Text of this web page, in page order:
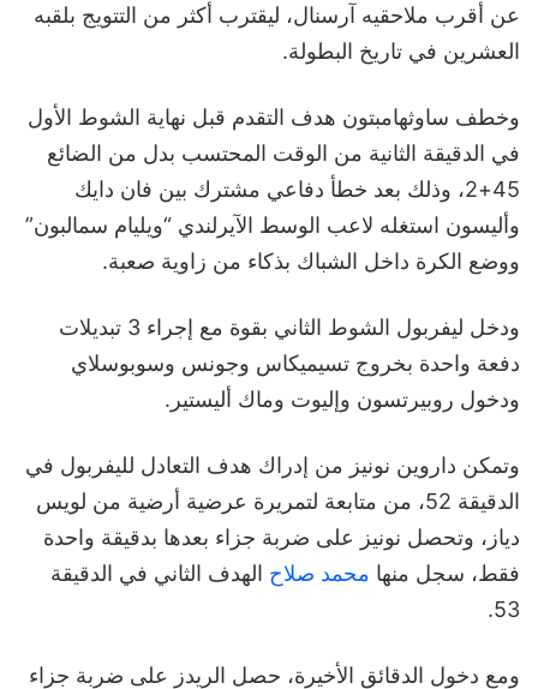
عن أقرب ملاحقيه آرسنال، ليقترب أكثر من التتويج بلقبه
العشرين في تاريخ البطولة.
وخطف ساوثهامبتون هدف التقدم قبل نهاية الشوط الأول
في الدقيقة الثانية من الوقت المحتسب بدل من الضائع
45+2، وذلك بعد خطأ دفاعي مشترك بين فان دايك
وأليسون استغله لاعب الوسط الآيرلندي “ويليام سمالبون”
ووضع الكرة داخل الشباك بذكاء من زاوية صعبة.
ودخل ليفربول الشوط الثاني بقوة مع إجراء 3 تبديلات
دفعة واحدة بخروج تسيميكاس وجونس وسوبوسلاي
ودخول روبيرتسون وإليوت وماك أليستير.
وتمكن داروين نونيز من إدراك هدف التعادل لليفربول في
الدقيقة 52، من متابعة لتمريرة عرضية أرضية من لويس
دياز، وتحصل نونيز على ضربة جزاء بعدها بدقيقة واحدة
فقط، سجل منها محمد صلاح الهدف الثاني في الدقيقة
53.
ومع دخول الدقائق الأخيرة، حصل الريدز على ضربة جزاء